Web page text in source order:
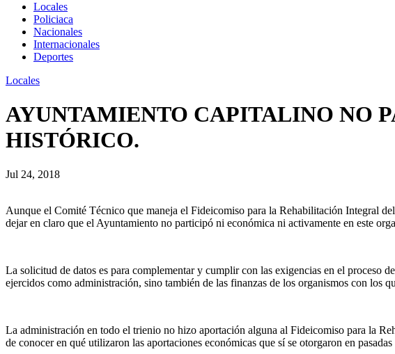
Locales
Policiaca
Nacionales
Internacionales
Deportes
Locales
AYUNTAMIENTO CAPITALINO NO
HISTÓRICO.
Jul 24, 2018
Aunque el Comité Técnico que maneja el Fideicomiso para la Rehabilitación Integral
dejar en claro que el Ayuntamiento no participó ni económica ni activamente en este
La solicitud de datos es para complementar y cumplir con las exigencias en el proceso
ejercidos como administración, sino también de las finanzas de los organismos con los
La administración en todo el trienio no hizo aportación alguna al Fideicomiso para la
de conocer en qué utilizaron las aportaciones económicas que sí se otorgaron en pasadas